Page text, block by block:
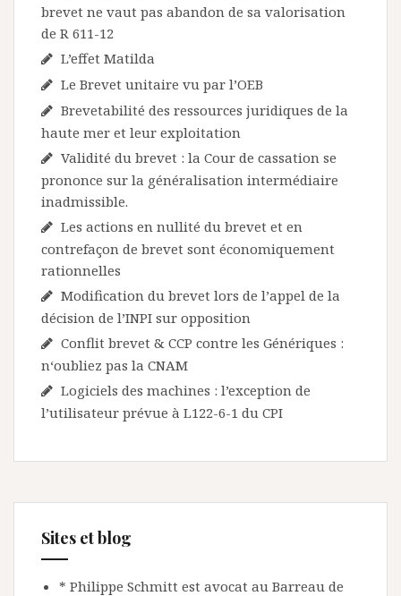
brevet ne vaut pas abandon de sa valorisation
de R 611-12
L’effet Matilda
Le Brevet unitaire vu par l’OEB
Brevetabilité des ressources juridiques de la
haute mer et leur exploitation
Validité du brevet : la Cour de cassation se
prononce sur la généralisation intermédiaire
inadmissible.
Les actions en nullité du brevet et en
contrefaçon de brevet sont économiquement
rationnelles
Modification du brevet lors de l’appel de la
décision de l’INPI sur opposition
Conflit brevet & CCP contre les Génériques :
n‘oubliez pas la CNAM
Logiciels des machines : l’exception de
l’utilisateur prévue à L122-6-1 du CPI
Sites et blog
* Philippe Schmitt est avocat au Barreau de